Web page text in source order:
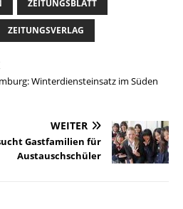
ZEITUNGSBLATT
ZEITUNGSVERLAG
Winterdiensteinsatz im Süden
WEITER
Gastfamilien für
Austauschschüler